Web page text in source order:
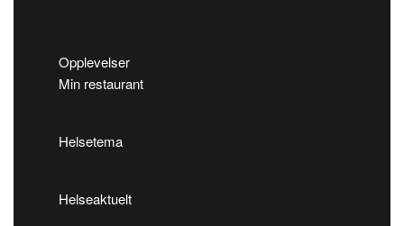
Opplevelser
Min restaurant
Helsetema
Helseaktuelt